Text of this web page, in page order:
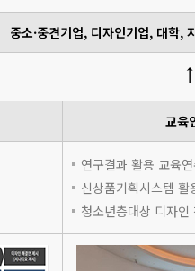
중소·중견기업, 디자인기업, 대학,
↑
교육
연구결과 활용 교육
신상품기획시스템 활
청소년층대상 디자인